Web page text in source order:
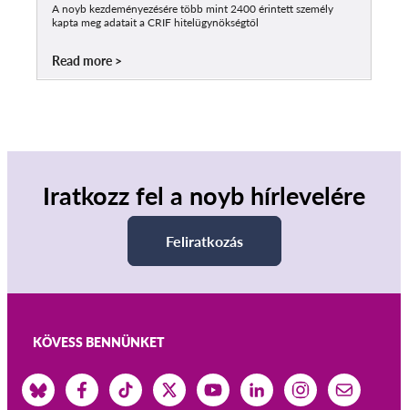
A noyb kezdeményezésére több mint 2400 érintett személy
kapta meg adatait a CRIF hitelügynökségtől
Read more
Iratkozz fel a noyb hírlevelére
Feliratkozás
KÖVESS BENNÜNKET